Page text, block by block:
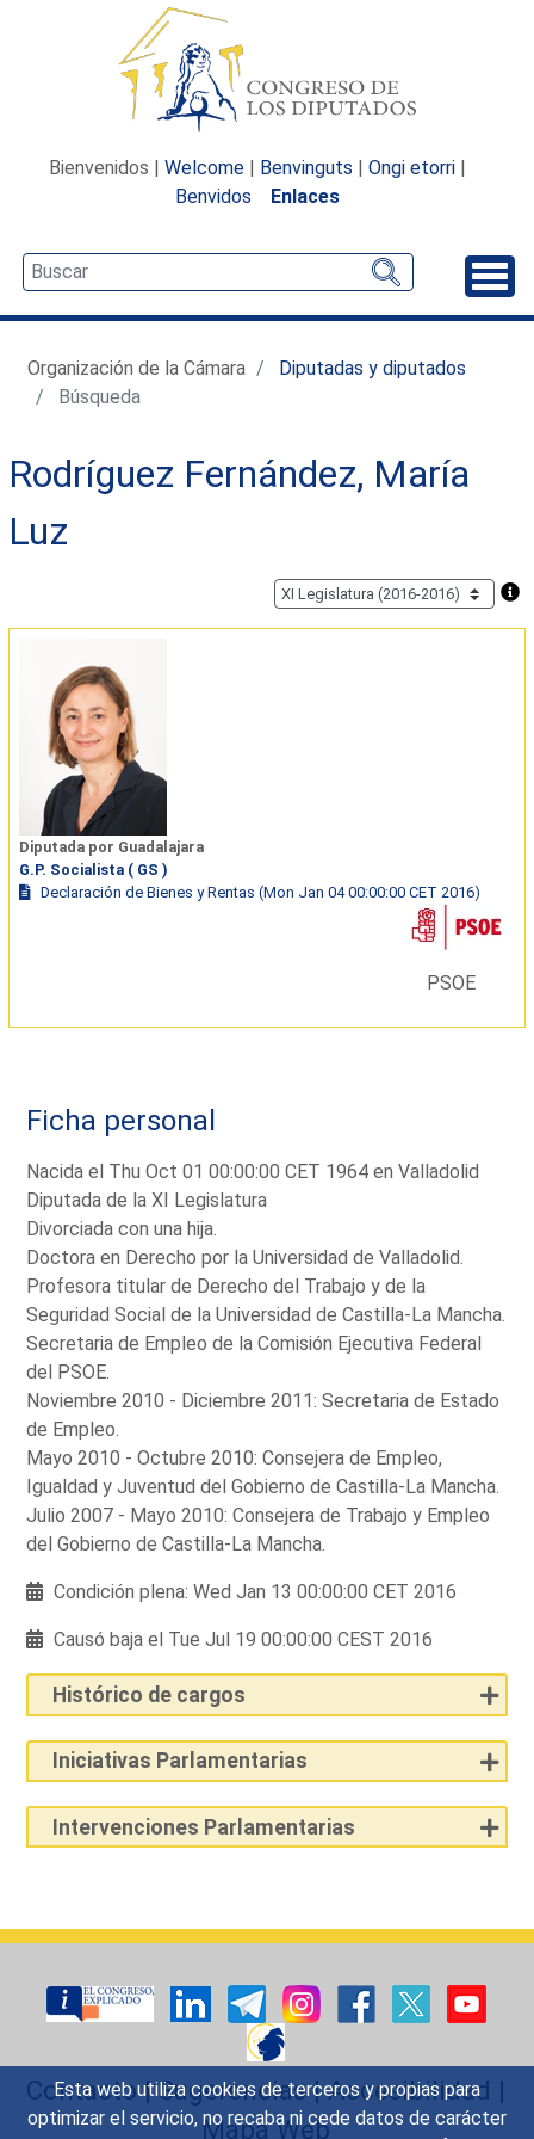
Esta web utiliza cookies de terceros y propias para
optimizar el servicio, no recaba ni cede datos de carácter
Bienvenidos | Welcome | Benvinguts | Ongi etorri |
Benvidos
Enlaces
Organización de la Cámara
Diputadas y diputados
Búsqueda
Rodríguez Fernández, María
Luz
Diputada por Guadalajara
G.P. Socialista ( GS )
Declaración de Bienes y Rentas (Mon Jan 04 00:00:00 CET 2016)
PSOE
Ficha personal
Nacida el Thu Oct 01 00:00:00 CET 1964 en Valladolid
Diputada de la XI Legislatura
Divorciada con una hija.
Doctora en Derecho por la Universidad de Valladolid.
Profesora titular de Derecho del Trabajo y de la
Seguridad Social de la Universidad de Castilla-La Mancha.
Secretaria de Empleo de la Comisión Ejecutiva Federal
del PSOE.
Noviembre 2010 - Diciembre 2011: Secretaria de Estado
de Empleo.
Mayo 2010 - Octubre 2010: Consejera de Empleo,
Igualdad y Juventud del Gobierno de Castilla-La Mancha.
Julio 2007 - Mayo 2010: Consejera de Trabajo y Empleo
del Gobierno de Castilla-La Mancha.
Condición plena: Wed Jan 13 00:00:00 CET 2016
Causó baja el Tue Jul 19 00:00:00 CEST 2016
Histórico de cargos
Iniciativas Parlamentarias
Intervenciones Parlamentarias
Contacto|Sugerencias|Accesibilidad |
Mapa Web